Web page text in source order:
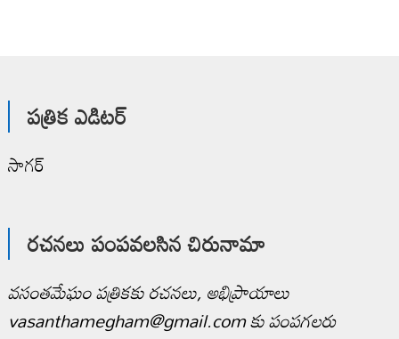
పత్రిక ఎడిటర్
సాగర్
రచనలు పంపవలసిన చిరునామా
వసంతమేఘం పత్రికకు రచనలు, అభిప్రాయాలు
vasanthamegham@gmail.com కు పంపగలరు